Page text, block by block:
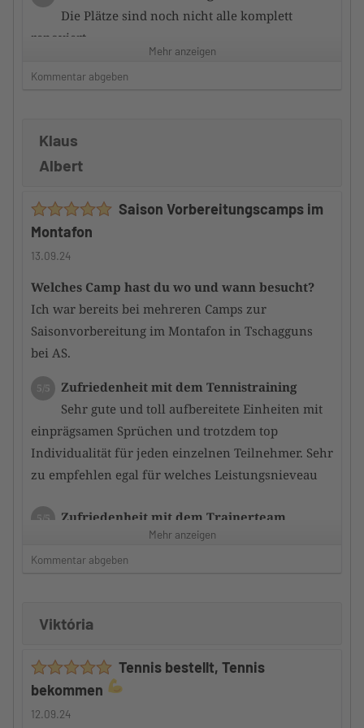
Die Plätze sind noch nicht alle komplett
renoviert
3/5
Zufriedenheit mit dem Hotel
Frühstück ausreichend, aber nicht sternewürdig.
Service nett und zuvorkommend und stets bemüht.
besser sein.
Würdest du das Camp an andere
Mehr anzeigen
Kommentar abgeben
Klaus
Albert
Saison Vorbereitungscamps im
Montafon
13.09.24
Welches Camp hast du wo und wann besucht?
Ich war bereits bei mehreren Camps zur
Saisonvorbereitung im Montafon in Tschagguns
bei AS.
5/5
Zufriedenheit mit dem Tennistraining
Sehr gute und toll aufbereitete Einheiten mit
einprägsamen Sprüchen und trotzdem top
Individualität für jeden einzelnen Teilnehmer. Sehr
zu empfehlen egal für welches Leistungsnieveau
5/5
Zufriedenheit mit dem Trainerteam
der bzw. die Trainer schaffen es durch
gezieltes Training immer noch ein Stückchen mehr
Auch hier kann ich nur ein riesen
Kompliment machen denn ide Teilnehmer werden
gut in das gesamte Geschehen integriert und somit
Mehr anzeigen
Kommentar abgeben
Viktória
Tennis bestellt, Tennis
bekommen
12.09.24